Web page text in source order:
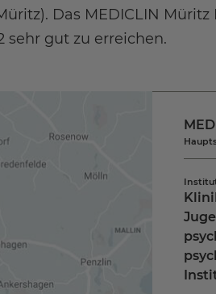
Das MEDICLIN
sehr gut zu erreichen.